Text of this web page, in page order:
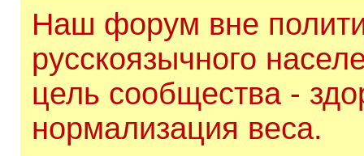
Наш форум вне
русскоязычного
цель сообщества -
нормализация веса.